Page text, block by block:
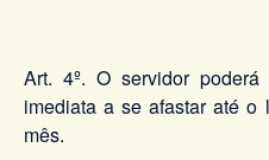
Art. 4º. O servidor
imediata a se afastar até
mês.